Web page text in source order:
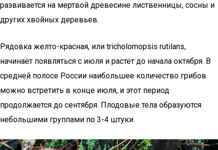
развивается на мертвой древесине лиственницы, сосны и
других хвойных деревьев.
Рядовка желто-красная, или tricholomopsis rutilans,
начинает появляться с июля и растет до начала октября. В
средней полосе России наибольшее количество грибов
можно встретить в конце июля, и этот период
продолжается до сентября. Плодовые тела образуются
небольшими группами по 3-4 штуки.